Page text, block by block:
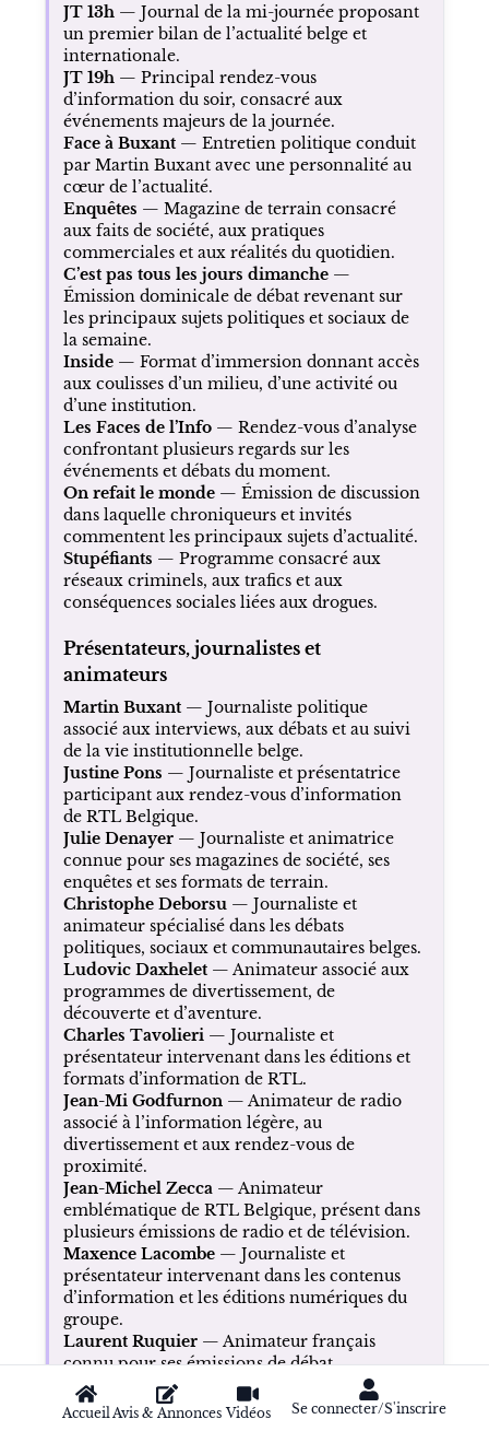
AccueilAvis & Annonces Vidéos Se connecter/S'inscrire
JT 13h— Journal de la mi-journée proposant
un premier bilan de l’actualité belge et
internationale.
JT 19h— Principal rendez-vous
d’information du soir, consacré aux
événements majeurs de la journée.
Face à Buxant— Entretien politique conduit
par Martin Buxant avec une personnalité au
cœur de l’actualité.
Enquêtes — Magazine de terrain consacré
aux faits de société, aux pratiques
commerciales et aux réalités du quotidien.
C’est pas tous les jours dimanche—
Émission dominicale de débat revenant sur
les principaux sujets politiques et sociaux de
la semaine.
Inside— Format d’immersion donnant accès
aux coulisses d’un milieu, d’une activité ou
d’une institution.
Les Faces de l’Info— Rendez-vous d’analyse
confrontant plusieurs regards sur les
événements et débats du moment.
On refait le monde— Émission de discussion
dans laquelle chroniqueurs et invités
commentent les principaux sujets d’actualité.
Stupéfiants — Programme consacré aux
réseaux criminels, aux trafics et aux
conséquences sociales liées aux drogues.
Présentateurs, journalistes et
animateurs
Martin Buxant— Journaliste politique
associé aux interviews, aux débats et au suivi
de la vie institutionnelle belge.
Justine Pons — Journaliste et présentatrice
participant aux rendez-vous d’information
de RTL Belgique.
Julie Denayer— Journaliste et animatrice
connue pour ses magazines de société, ses
enquêtes et ses formats de terrain.
Christophe Deborsu— Journaliste et
animateur spécialisé dans les débats
politiques, sociaux et communautaires belges.
Ludovic Daxhelet— Animateur associé aux
programmes de divertissement, de
découverte et d’aventure.
Charles Tavolieri— Journaliste et
présentateur intervenant dans les éditions et
formats d’information de RTL.
Jean-Mi Godfurnon— Animateur de radio
associé à l’information légère, au
divertissement et aux rendez-vous de
proximité.
Jean-Michel Zecca— Animateur
emblématique de RTL Belgique, présent dans
plusieurs émissions de radio et de télévision.
Maxence Lacombe— Journaliste et
présentateur intervenant dans les contenus
d’information et les éditions numériques du
groupe.
Laurent Ruquier— Animateur français
connu pour ses émissions de débat,
d’humour, de culture et de divertissement.